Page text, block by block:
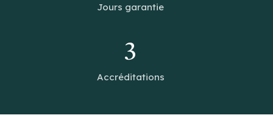
Jours garantie
3
Accréditations